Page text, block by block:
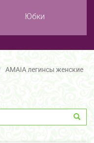
Юбки
AMAIA легинсы женские